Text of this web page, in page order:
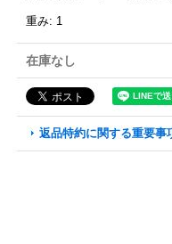
重み: 1
在庫なし
返品特約に関する重要事